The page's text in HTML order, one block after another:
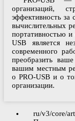
организаций,
эффективность
вычислительных
портативностью
USB является
современного
преобразить
вашим местным
о PRO-USB и о
организации.
ru/v3/core/